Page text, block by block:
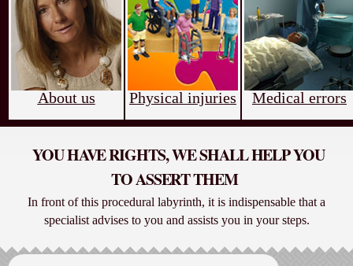
About us Physical injuries Medical errors
YOU HAVE RIGHTS, WE SHALL HELP YOU
TO ASSERT THEM
In front of this procedural labyrinth, it is indispensable that a
specialist advises to you and assists you in your steps.